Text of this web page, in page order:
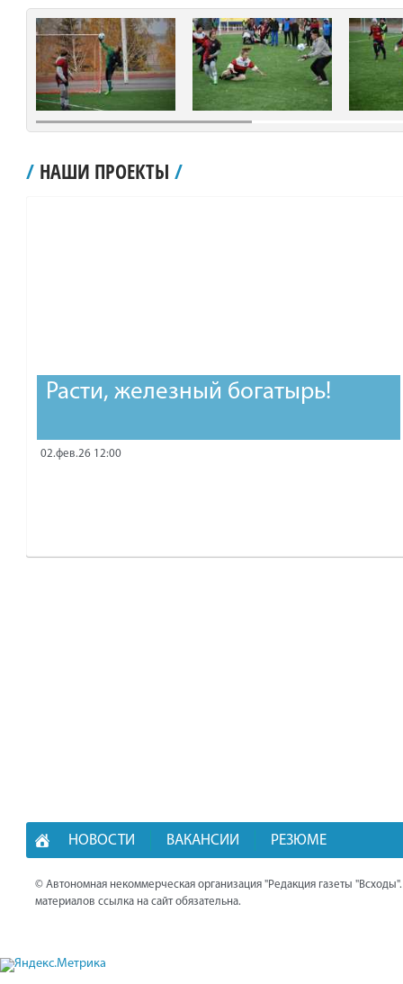
Scroll LeftScroll Right
/ НАШИ ПРОЕКТЫ /
Расти, железный богатырь!
02.фев.26 12:00
НОВОСТИ ВАКАНСИИ РЕЗЮМЕ
© Автономная некоммерческая организация "Редакция газеты
материалов ссылка на сайт обязательна.